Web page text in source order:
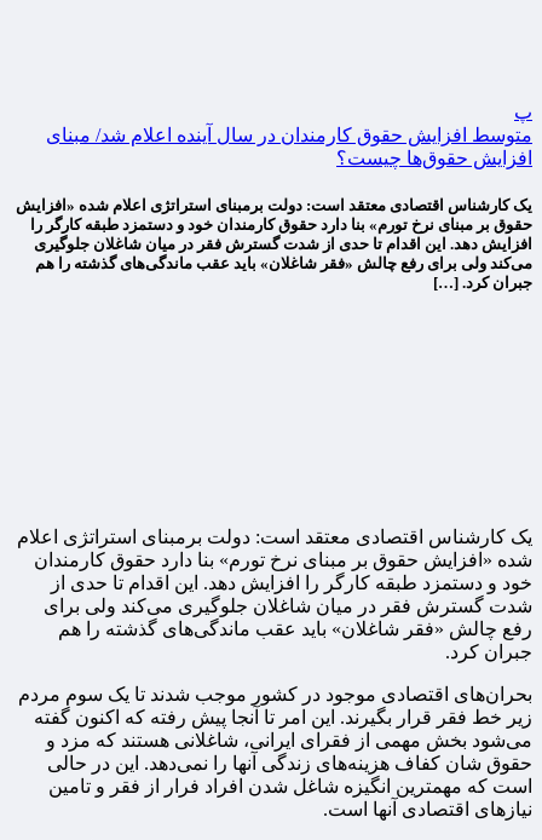
پ
متوسط افزایش حقوق کارمندان در سال آینده اعلام شد/ مبنای
افزایش حقوق‌ها چیست؟
یک کارشناس اقتصادی معتقد است: دولت برمبنای استراتژی اعلام شده «افزایش
حقوق بر مبنای نرخ تورم» بنا دارد حقوق کارمندان خود و دستمزد طبقه کارگر را
افزایش دهد. این اقدام تا حدی از شدت گسترش فقر در میان شاغلان جلوگیری
می‌کند ولی برای رفع چالش «فقر شاغلان» باید عقب ماندگی‌های گذشته را هم
جبران کرد. […]
یک کارشناس اقتصادی معتقد است: دولت برمبنای استراتژی اعلام
شده «افزایش حقوق بر مبنای نرخ تورم» بنا دارد حقوق کارمندان
خود و دستمزد طبقه کارگر را افزایش دهد. این اقدام تا حدی از
شدت گسترش فقر در میان شاغلان جلوگیری می‌کند ولی برای
رفع چالش «فقر شاغلان» باید عقب ماندگی‌های گذشته را هم
جبران کرد.
بحران‌های اقتصادی موجود در کشور موجب شدند تا یک سوم مردم
زیر خط فقر قرار بگیرند. این امر تا آنجا پیش رفته که اکنون گفته
می‌شود بخش مهمی از فقرای ایرانی، شاغلانی هستند که مزد و
حقوق شان کفاف هزینه‌های زندگی آنها را نمی‌دهد. این در حالی
است که مهمترین انگیزه شاغل شدن افراد فرار از فقر و تامین
نیازهای اقتصادی‌ آنها است.